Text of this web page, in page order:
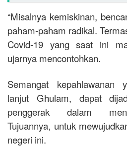
“Misalnya kemiskinan,
paham-paham radikal.
Covid-19 yang saat ini
ujarnya mencontohkan.
Semangat kepahlawanan
lanjut Ghulam, dapat
penggerak dalam
Tujuannya, untuk
negeri ini.